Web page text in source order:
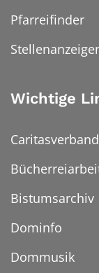
Pfarreifinder
Wichtige
Bistumsarchiv
Dominfo
Dommusik